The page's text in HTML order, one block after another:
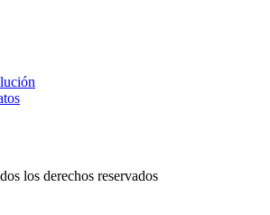
los derechos reservados